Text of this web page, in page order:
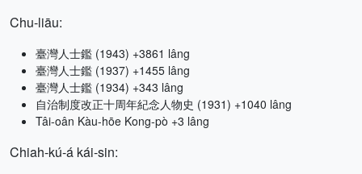
Chu-liāu:
臺灣人士鑑 (1943) +3861 lâng
臺灣人士鑑 (1937) +1455 lâng
臺灣人士鑑 (1934) +343 lâng
自治制度改正十周年紀念人物史 (1931) +1040 lâng
Tâi-oân Kàu-hōe Kong-pò +3 lâng
Chiah-kú-á kái-sin: